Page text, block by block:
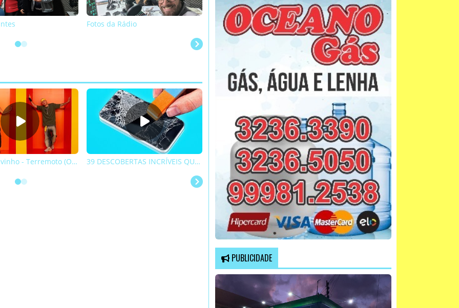
Fotos da Rádio Exemplo de galeria 01
Anitta & Kevinho - Terremoto (Official Music Video) 39 DESCOBERTAS INCRÍVEIS QUE VÃO ECONOMIZAR SEU DINHEIRO Maroon 5 - Girls Like You ft. Cardi B
PUBLICIDADE